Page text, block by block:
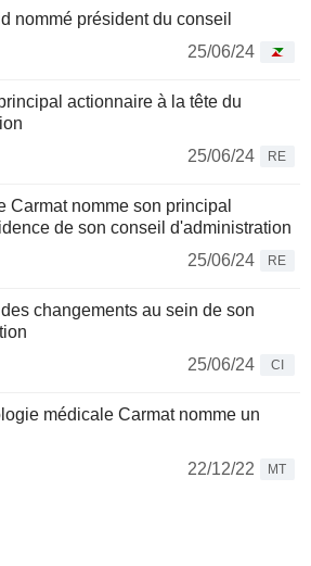
nommé président du conseil
25/06/24
actionnaire à la tête du
25/06/24
RE
Carmat nomme son principal
de son conseil d'administration
25/06/24
RE
changements au sein de son
25/06/24
CI
médicale Carmat nomme un
22/12/22
MT